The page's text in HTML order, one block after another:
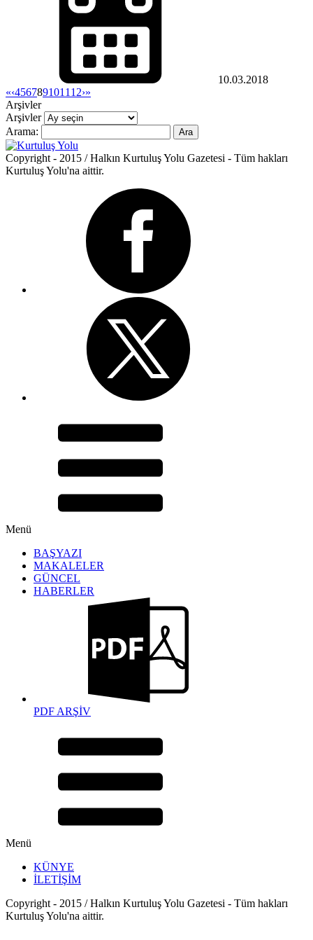
10.03.2018
«‹4567891011 12›»
Arşivler
Arşivler
Arama:
Copyright - 2015 / Halkın Kurtuluş Yolu Gazetesi - Tüm hakları
Kurtuluş Yolu'na aittir.
Menü
BAŞYAZI
MAKALELER
GÜNCEL
HABERLER
PDF ARŞİV
Menü
KÜNYE
İLETİŞİM
Copyright - 2015 / Halkın Kurtuluş Yolu Gazetesi - Tüm hakları
Kurtuluş Yolu'na aittir.